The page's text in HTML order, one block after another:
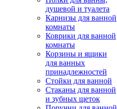
душевой и туалета
Карнизы для ванной
комнаты
Коврики для ванной
комнаты
Корзины и ящики
для ванных
принадлежностей
Стойки для ванной
Стаканы для ванной
и зубных щеток